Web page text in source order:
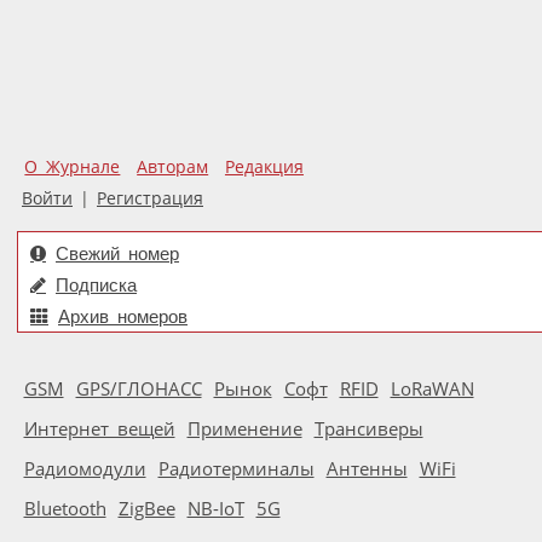
О Журнале Авторам
Редакция
Войти | Регистрация
Свежий номер
Подписка
Архив номеров
GSM GPS/ГЛОНАСС Рынок Софт RFID LoRaWAN
Интернет вещей Применение Трансиверы
Радиомодули Радиотерминалы Антенны WiFi
Bluetooth ZigBee NB-IoT 5G